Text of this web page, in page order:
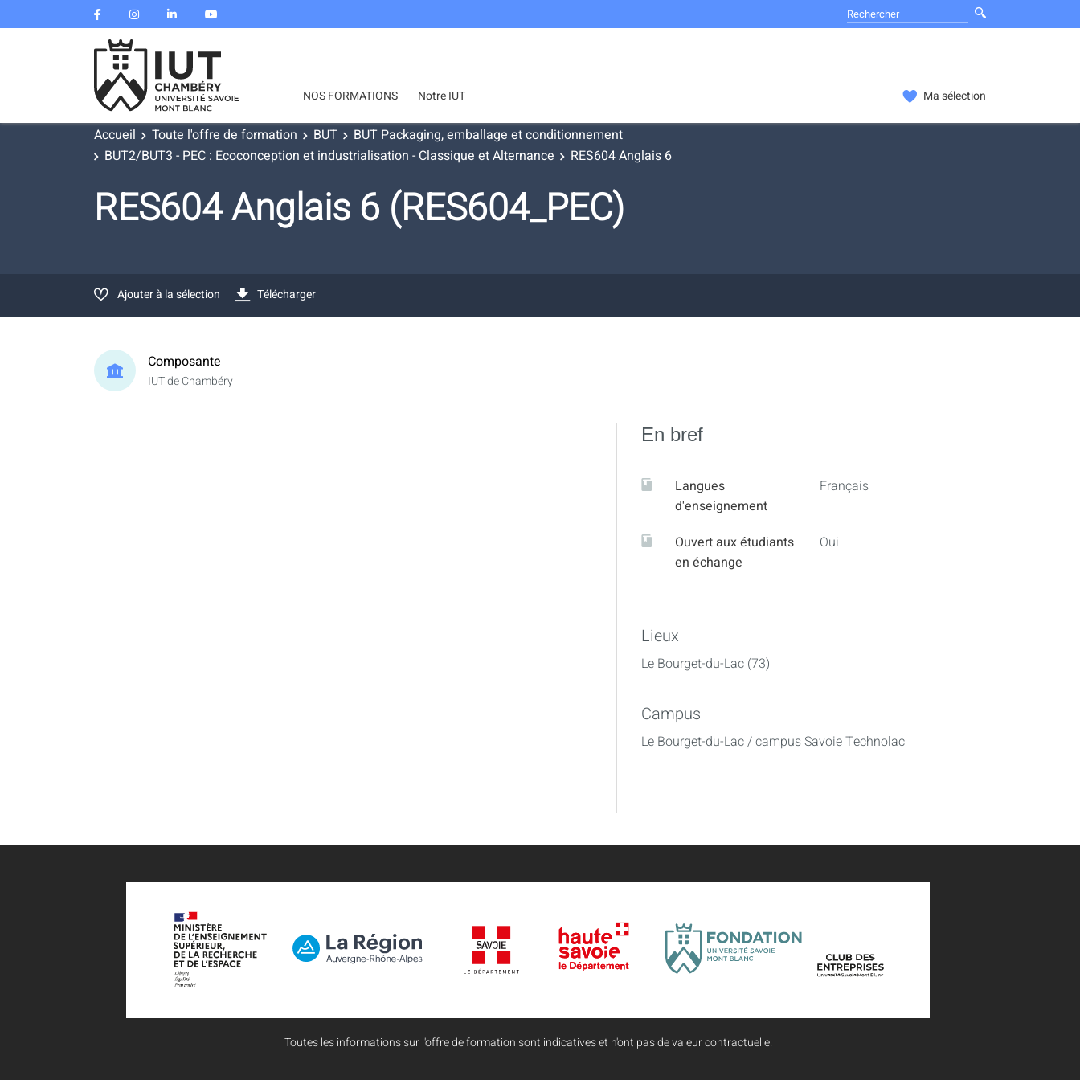
NOS FORMATIONS Notre IUT Ma sélection
Accueil Toute l'offre de formation BUT
BUT Packaging, emballage et conditionnement
BUT2/BUT3 - PEC : Ecoconception et industrialisation - Classique et Alternance
RES604 Anglais 6
RES604 Anglais 6 (RES604_PEC)
Ajouter à la sélection Télécharger
Composante
IUT de Chambéry
En bref
Langues
d'enseignement
Français
Ouvert aux étudiants
en échange
Oui
Lieux
Le Bourget-du-Lac (73)
Campus
Le Bourget-du-Lac / campus Savoie Technolac
Toutes les informations sur l'offre de formation sont indicatives et n'ont pas de valeur contractuelle.